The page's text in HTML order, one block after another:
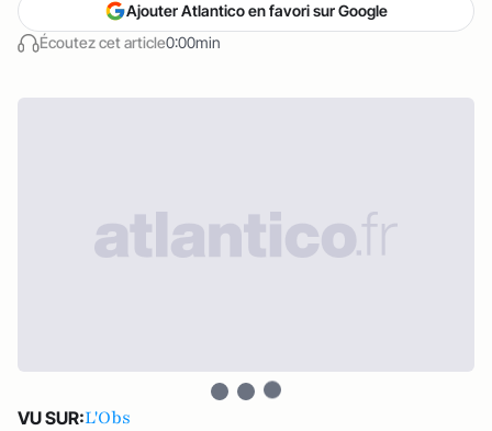
Écoutez cet article0:00min
Ajouter Atlantico en favori sur Google
VU SUR:L'Obs